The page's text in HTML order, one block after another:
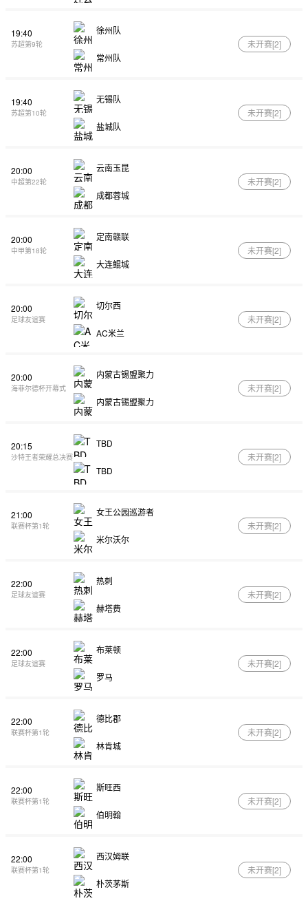
19:40
苏超第9轮
徐州队
常州队
未开赛[2]
19:40
苏超第10轮
无锡队
盐城队
未开赛[2]
20:00
中超第22轮
云南玉昆
成都蓉城
未开赛[2]
20:00
中甲第18轮
定南赣联
大连鲲城
未开赛[2]
20:00
足球友谊赛
切尔西
AC米兰
未开赛[2]
20:00
海菲尔德杯开幕式
内蒙古锡盟聚力
内蒙古锡盟聚力
未开赛[2]
20:15
沙特王者荣耀总决赛
TBD
TBD
未开赛[2]
21:00
联赛杯第1轮
女王公园巡游者
米尔沃尔
未开赛[2]
22:00
足球友谊赛
热刺
赫塔费
未开赛[2]
22:00
足球友谊赛
布莱顿
罗马
未开赛[2]
22:00
联赛杯第1轮
德比郡
林肯城
未开赛[2]
22:00
联赛杯第1轮
斯旺西
伯明翰
未开赛[2]
22:00
联赛杯第1轮
西汉姆联
朴茨茅斯
未开赛[2]